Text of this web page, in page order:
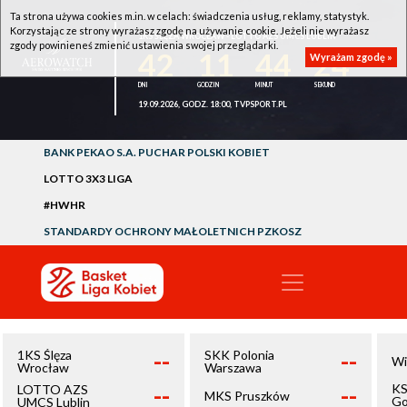
1KS ŚLĘZA WROCŁAW - LOTTO AZS UMCS LUBLIN
24
19.09.2026, GODZ. 18:00, TVPSPORT.PL
BANK PEKAO S.A. PUCHAR POLSKI KOBIET
LOTTO 3X3 LIGA
#HWHR
STANDARDY OCHRONY MAŁOLETNICH PZKOSZ
1KS Ślęza
Wrocław
--
LOTTO AZS
UMCS Lublin
--
SKK Polonia
Warszawa
--
MKS Pruszków --
Ta strona używa cookies m.in. w celach: świadczenia usług, reklamy, statystyk.
Korzystając ze strony wyrażasz zgodę na używanie cookie. Jeżeli nie wyrażasz
zgody powinieneś zmienić ustawienia swojej przeglądarki.
Wyrażam zgodę »